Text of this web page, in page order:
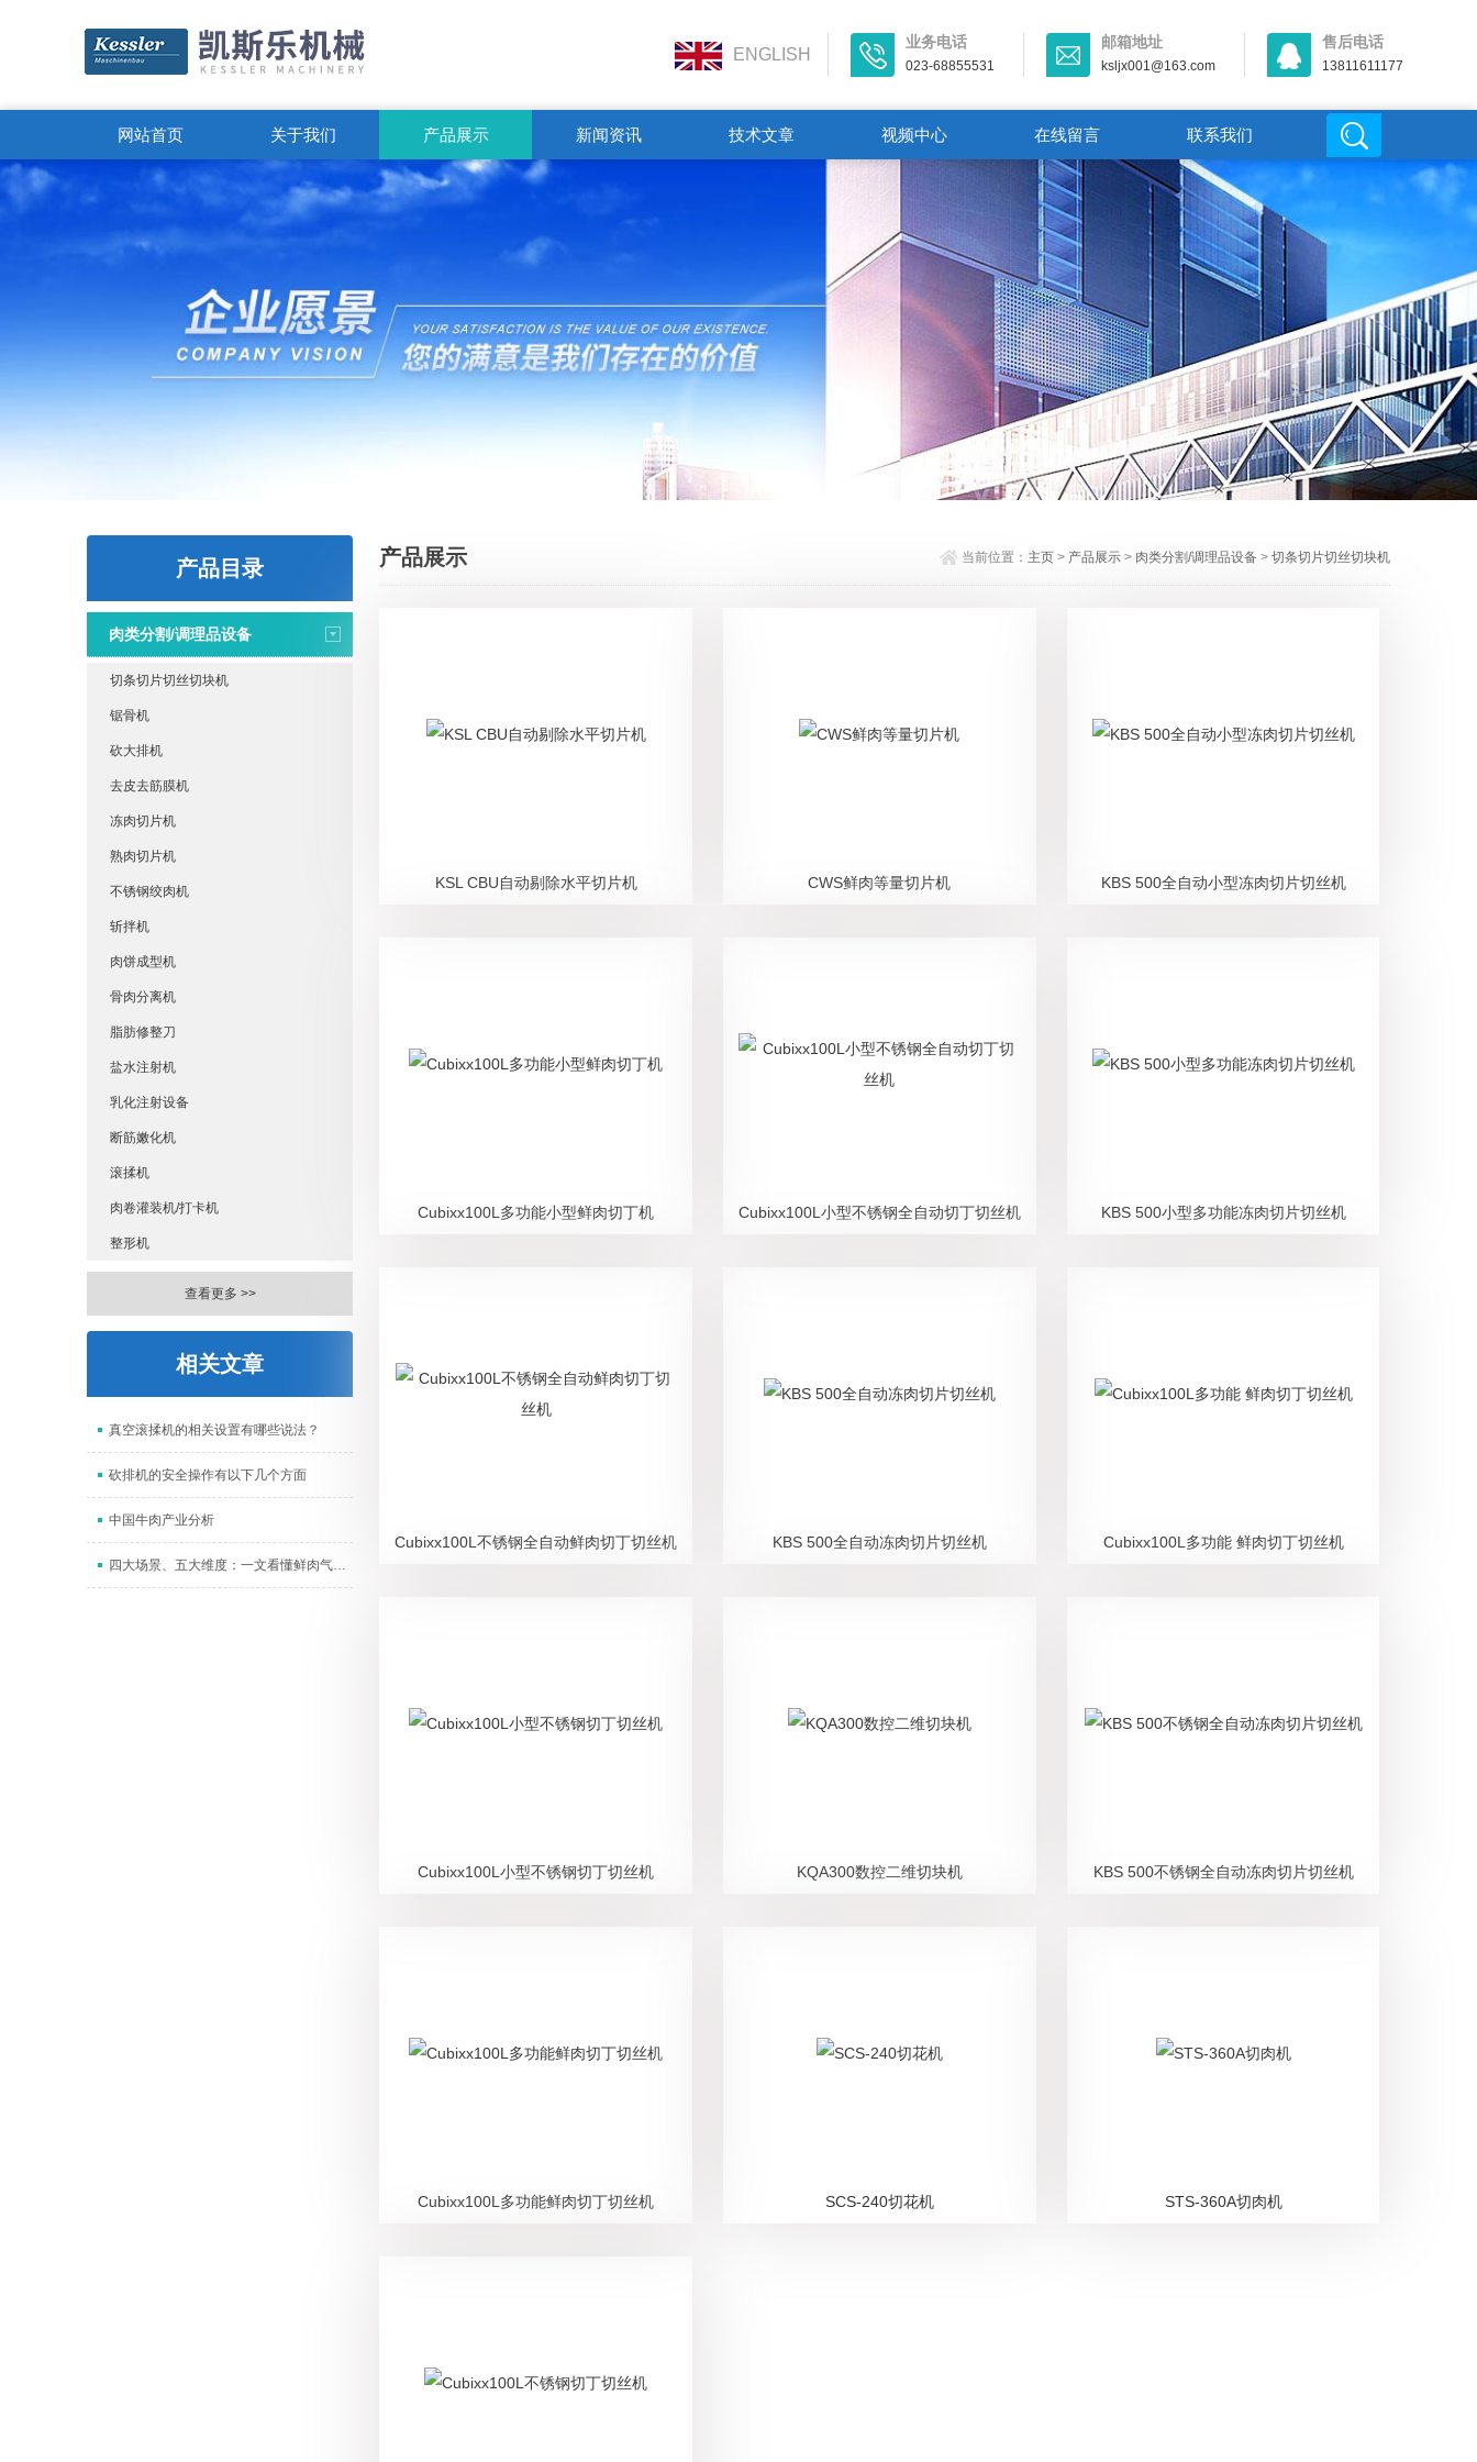
业务电话
023-68855531
邮箱地址
ksljx001@163.com
售后电话
13811611177
ENGLISH
网站首页 关于我们 产品展示 新闻资讯 技术文章 视频中心 在线留言 联系我们
产品目录
肉类分割/调理品设备
切条切片切丝切块机
锯骨机
砍大排机
去皮去筋膜机
冻肉切片机
熟肉切片机
不锈钢绞肉机
斩拌机
肉饼成型机
骨肉分离机
脂肪修整刀
盐水注射机
乳化注射设备
断筋嫩化机
滚揉机
肉卷灌装机/打卡机
整形机
查看更多 >>
相关文章
真空滚揉机的相关设置有哪些说法？
砍排机的安全操作有以下几个方面
中国牛肉产业分析
四大场景、五大维度：一文看懂鲜肉气调包装机品牌怎么选
产品展示 当前位置： 主页> 产品展示> 肉类分割/调理品设备> 切条切片切丝切块机
KSL CBU自动剔除水平切片机 CWS鲜肉等量切片机 KBS 500全自动小型冻肉切片切丝机
Cubixx100L多功能小型鲜肉切丁机 Cubixx100L小型不锈钢全自动切丁切丝机 KBS 500小型多功能冻肉切片切丝机
Cubixx100L不锈钢全自动鲜肉切丁切丝机 KBS 500全自动冻肉切片切丝机 Cubixx100L多功能 鲜肉切丁切丝机
Cubixx100L小型不锈钢切丁切丝机 KQA300数控二维切块机 KBS 500不锈钢全自动冻肉切片切丝机
Cubixx100L多功能鲜肉切丁切丝机 SCS-240切花机 STS-360A切肉机